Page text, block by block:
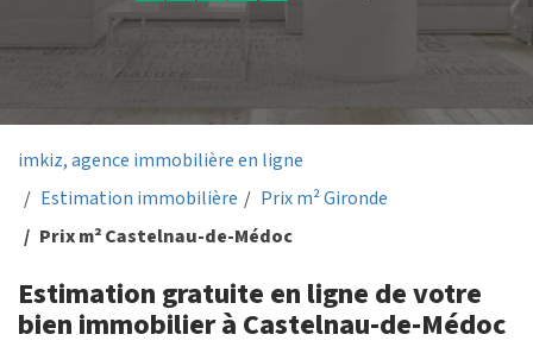
imkiz, agence immobilière en ligne
Estimation immobilière
Prix m² Gironde
Prix m² Castelnau-de-Médoc
Estimation gratuite en ligne de votre
bien immobilier à Castelnau-de-Médoc